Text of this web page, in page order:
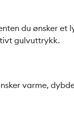
du ønsker et
gulvuttrykk.
varme,